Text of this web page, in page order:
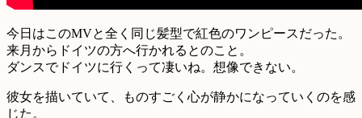
今日はこのMVと全く同じ髪型で紅色のワンピースだった。
来月からドイツの方へ行かれるとのこと。
ダンスでドイツに行くって凄いね。想像できない。
彼女を描いていて、ものすごく心が静かになっていくのを感
じた。